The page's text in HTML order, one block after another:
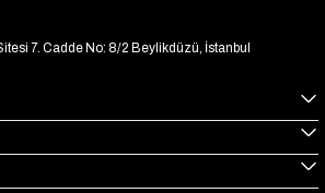
7. Cadde No: 8/2 Beylikdüzü, İstanbul